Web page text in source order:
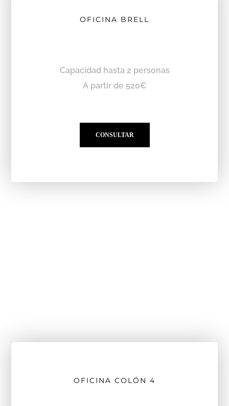
OFICINA BRELL
Capacidad hasta 2 personas
A partir de 520€
CONSULTAR
OFICINA COLÓN 4